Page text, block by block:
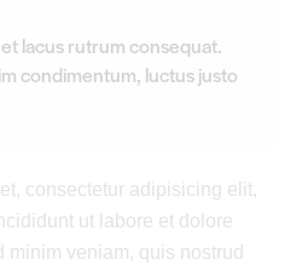
lacus rutrum consequat.
condimentum, luctus justo
consectetur adipisicing elit,
ut labore et dolore
veniam, quis nostrud